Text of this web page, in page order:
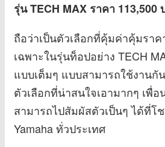
รุ่น TECH MAX ราคา 113,500
ถือว่าเป็นตัวเลือกที่คุ้มค่าคุ้มราค
เฉพาะในรุ่นท็อปอย่าง TECH
แบบเต็มๆ แบบสามารถใช้งานกั
ตัวเลือกที่น่าสนใจเอามากๆ เพื่
สามารถไปสัมผัสตัวเป็นๆ ได้ที่โ
Yamaha ทั่วประเทศ